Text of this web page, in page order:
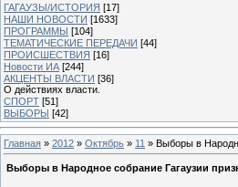
ГАГАУЗЫ/ИСТОРИЯ [17]
НАШИ НОВОСТИ [1633]
ПРОГРАММЫ [104]
ТЕМАТИЧЕСКИЕ ПЕРЕДАЧИ [44]
ПРОИСШЕСТВИЯ [16]
Новости ИА [244]
АКЦЕНТЫ ВЛАСТИ [36]
О действиях власти.
СПОРТ [51]
ВЫБОРЫ [42]
Главная » 2012 » Октябрь » 11 » Выборы в
Выборы в Народное собрание Гагаузии